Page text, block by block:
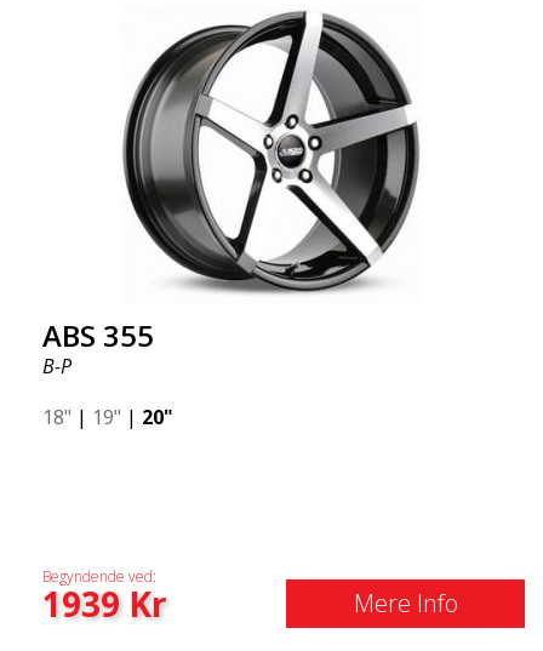
ABS 355
B-P
18" | 19" | 20"
Begyndende ved:
1939Kr Mere Info